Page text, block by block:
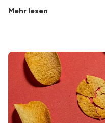
Mehr lesen